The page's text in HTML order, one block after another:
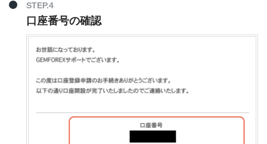
STEP.4
口座番号の確認